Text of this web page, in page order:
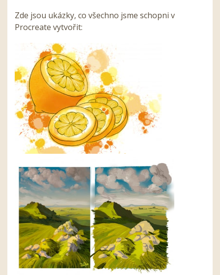
Zde jsou ukázky, co všechno jsme schopni v
Procreate vytvořit: